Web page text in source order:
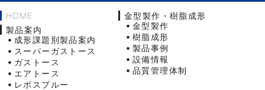
HOME
製品案内
成形課題別製品案内
スーパーガストース
ガストース
エアトース
レボスプルー
金型製作・樹脂成形
金型製作
樹脂成形
製品事例
設備情報
品質管理体制